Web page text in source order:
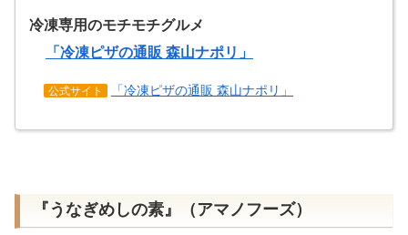
冷凍専用のモチモチグルメ
「冷凍ピザの通販 森山ナポリ」
公式サイト 「冷凍ピザの通販 森山ナポリ」
『うなぎめしの素』（アマノフーズ）